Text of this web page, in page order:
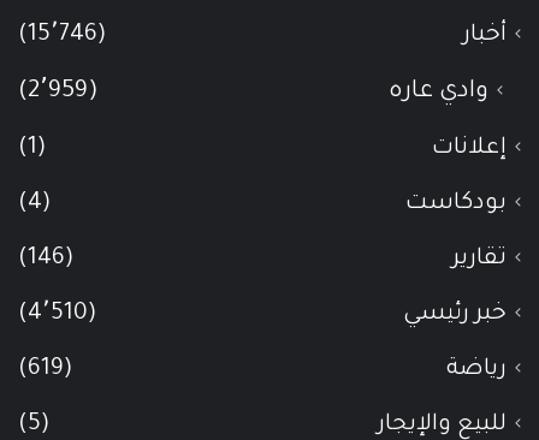
أخبار (15٬746)
وادي عاره (2٬959)
إعلانات (1)
بودكاست (4)
تقارير (146)
خبر رئيسي (4٬510)
رياضة (619)
للبيع والإيجار (5)